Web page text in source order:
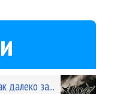
далеко за...